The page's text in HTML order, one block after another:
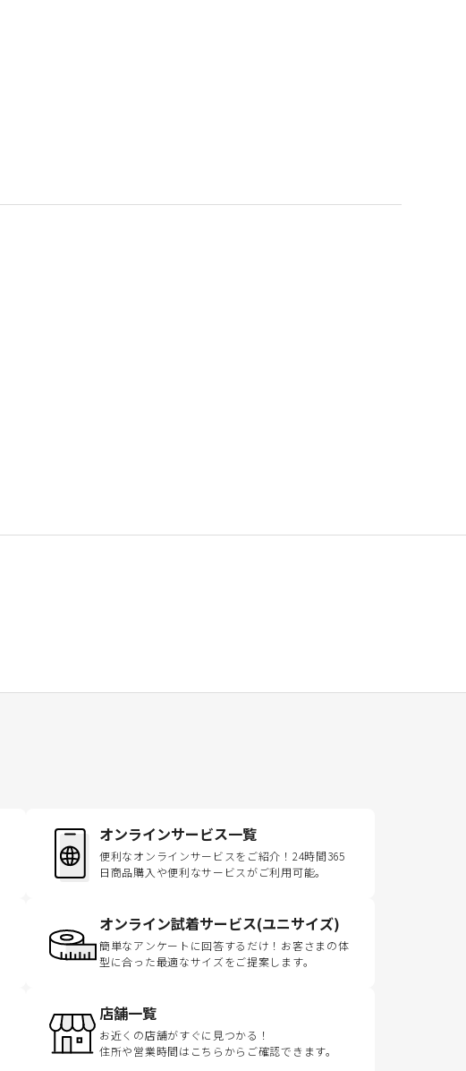
オンラインサービス一覧
便利なオンラインサービスをご紹介！24時間365
日商品購入や便利なサービスがご利用可能。
オンライン試着サービス(ユニサイズ)
簡単なアンケートに回答するだけ！お客さまの体
型に合った最適なサイズをご提案します。
店舗一覧
お近くの店舗がすぐに見つかる！
住所や営業時間はこちらからご確認できます。